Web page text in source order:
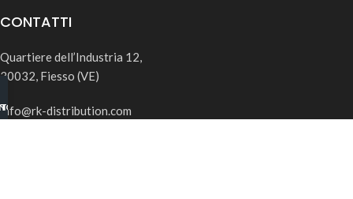
CONTATTI
Quartiere dell’Industria 12,
30032, Fiesso (VE)
info@rk-distribution.com
B2B